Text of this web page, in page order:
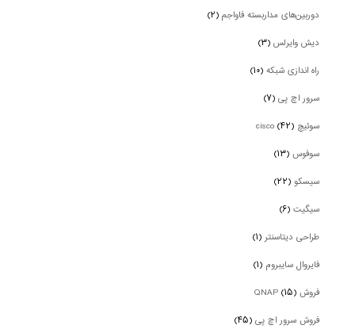
دوربین‌های مداربسته فاواجم(۲)
دیش وایرلس(۳)
راه اندازی شبکه(۱۰)
سرور اچ پی(۷)
سوئیچ cisco (۴۲)
سوفوس(۱۳)
سیسکو(۲۲)
سیگیت(۶)
طراحی دیتاسنتر (۱)
فایروال سایبروم (۱)
فروش QNAP (۱۵)
فروش سرور اچ پی(۴۵)